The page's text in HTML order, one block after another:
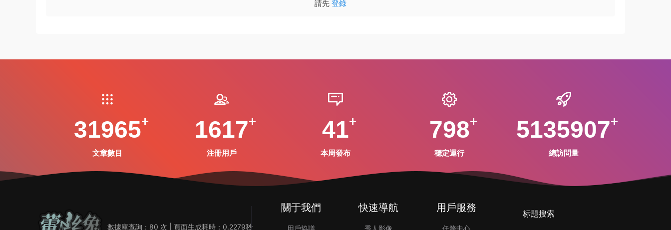
請先 登錄
31965
文章數目
1617
注冊用戶
41
本周發布
798
穩定運行
5135907
總訪問量
數據庫查詢：80 次 | 頁面生成耗時：0.2279秒
關于我們 快速導航 用戶服務 标題搜索